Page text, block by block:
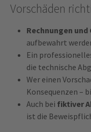
Vorschäden
Rechnungen
aufbewahrt
Ein
die technische
Wer einen
Konsequenzen –
Auch bei fiktiver
ist die